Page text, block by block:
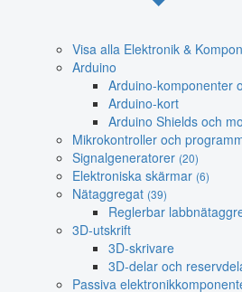
Visa alla Elektronik &
Arduino
Arduino-komponenter
Arduino-kort
Arduino Shields och
Mikrokontroller och
Signalgeneratorer (20)
Elektroniska skärmar (6)
Nätaggregat (39)
Reglerbar
3D-utskrift
3D-skrivare
3D-delar och
Passiva